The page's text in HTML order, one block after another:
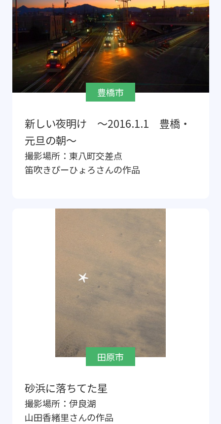
豊橋市
新しい夜明け ～2016.1.1 豊橋・
元旦の朝～
撮影場所： 東八町交差点
笛吹きぴーひょろさんの作品
田原市
砂浜に落ちてた星
撮影場所： 伊良湖
山田香緒里さんの作品